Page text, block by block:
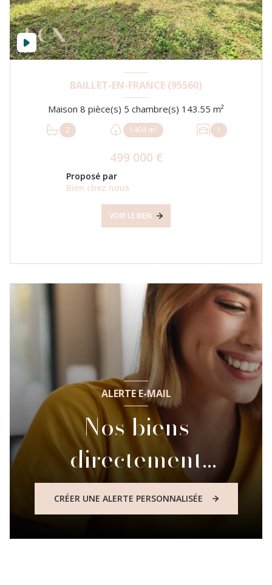
BAILLET-EN-FRANCE (95560)
Maison 8 pièce(s) 5 chambre(s) 143.55 m²
2 1404 m² 1
499 000 €
Proposé par
Bien chez nous
VOIR LE BIEN
ALERTE E-MAIL
Nos biens
directement
dans votre boite mail
!
CRÉER UNE ALERTE PERSONNALISÉE